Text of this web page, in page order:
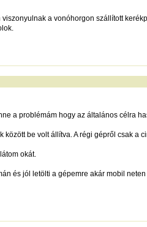
a vonóhorgon szállított
a problémám hogy az általános célra
be volt állítva. A régi gépről csak a
okát.
és jól letölti a gépemre akár mobil